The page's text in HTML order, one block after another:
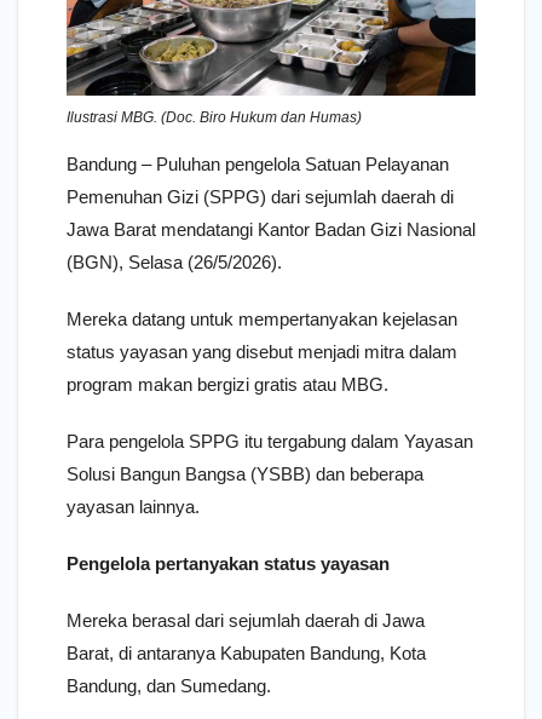
Ilustrasi MBG. (Doc. Biro Hukum dan Humas)
Bandung – Puluhan pengelola Satuan Pelayanan
Pemenuhan Gizi (SPPG) dari sejumlah daerah di
Jawa Barat mendatangi Kantor Badan Gizi Nasional
(BGN), Selasa (26/5/2026).
Mereka datang untuk mempertanyakan kejelasan
status yayasan yang disebut menjadi mitra dalam
program makan bergizi gratis atau MBG.
Para pengelola SPPG itu tergabung dalam Yayasan
Solusi Bangun Bangsa (YSBB) dan beberapa
yayasan lainnya.
Pengelola pertanyakan status yayasan
Mereka berasal dari sejumlah daerah di Jawa
Barat, di antaranya Kabupaten Bandung, Kota
Bandung, dan Sumedang.